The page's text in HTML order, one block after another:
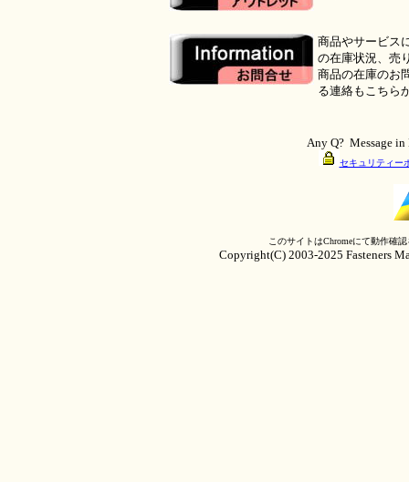
商品やサービス
の在庫状況、売
商品の在庫のお
る連絡もこちら
Any Q? Message
セキュリティー
このサイトはChromeにて動作確
Copyright(C) 2003-2025 Fasteners